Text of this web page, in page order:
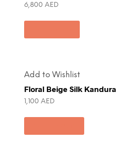
6,800 AED
Add to Wishlist
Floral Beige Silk Kandura
1,100 AED